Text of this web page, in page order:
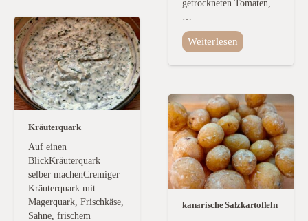
getrockneten Tomaten,
…
Weiterlesen
Kräuterquark
Auf einen
BlickKräuterquark
selber machenCremiger
Kräuterquark mit
Magerquark, Frischkäse,
Sahne, frischem
kanarische Salzkartoffeln